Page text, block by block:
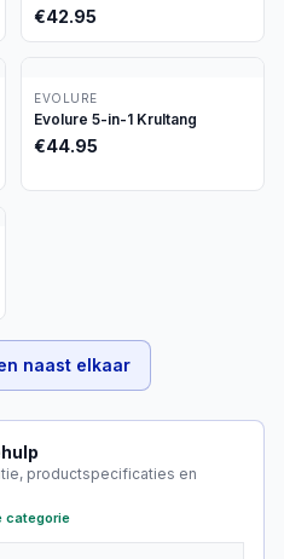
€42.95
EVOLURE
Evolure 5-in-1 Krultang
€44.95
naast elkaar
productspecificaties en
categorie